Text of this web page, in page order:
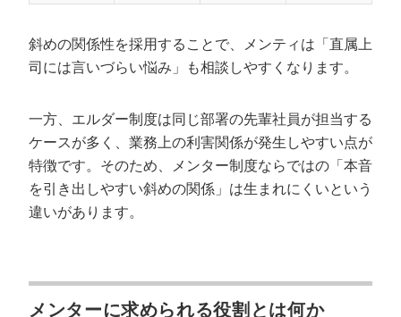
斜めの関係性を採用することで、メンティは「直属上
司には言いづらい悩み」も相談しやすくなります。
一方、エルダー制度は同じ部署の先輩社員が担当する
ケースが多く、業務上の利害関係が発生しやすい点が
特徴です。そのため、メンター制度ならではの「本音
を引き出しやすい斜めの関係」は生まれにくいという
違いがあります。
メンターに求められる役割とは何か